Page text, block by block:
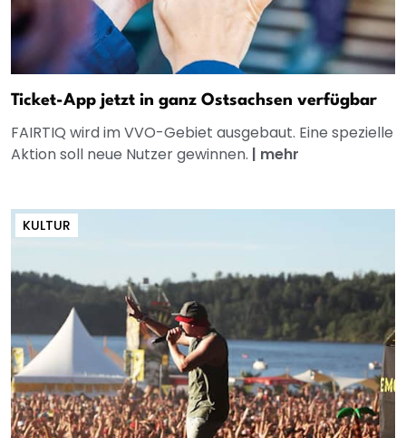
Ticket-App jetzt in ganz Ostsachsen verfügbar
FAIRTIQ wird im VVO-Gebiet ausgebaut. Eine spezielle
Aktion soll neue Nutzer gewinnen. | mehr
KULTUR